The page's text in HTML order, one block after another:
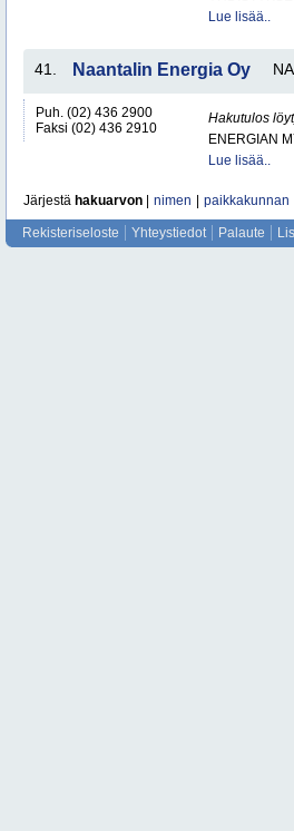
Lue lisää..
41. Naantalin Energia Oy
Puh. (02) 436 2900
Faksi (02) 436 2910
Hakutulos
ENERGIAN
Lue lisää..
Järjestä hakuarvon nimen paikkakunnan
Rekisteriseloste Yhteystiedot Palaute